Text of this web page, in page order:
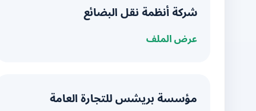
شركة أنظمة نقل البضائع
عرض الملف
مؤسسة بريشس للتجارة العامة